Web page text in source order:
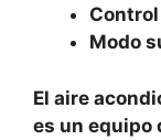
Modo
El aire
es un equipo